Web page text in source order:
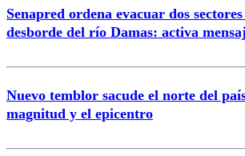
Senapred ordena evacuar dos
desborde del río Damas: activa
Nuevo temblor sacude el norte del
magnitud y el epicentro